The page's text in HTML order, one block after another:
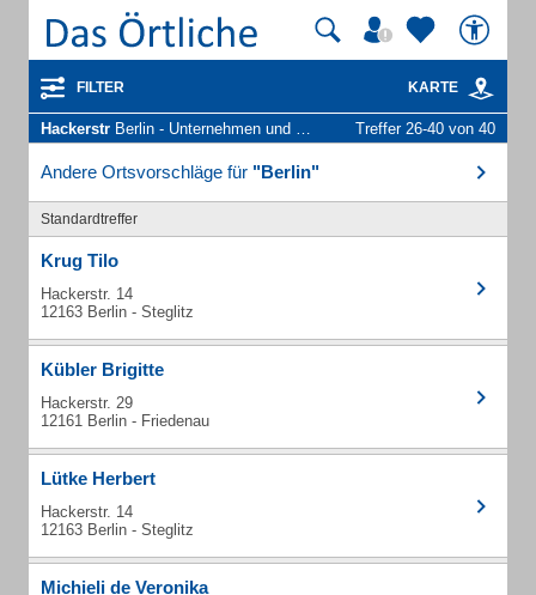
FILTER KARTE
Hackerstr Berlin - Unternehmen und Personen Treffer 26-40 von 40
Andere Ortsvorschläge für "Berlin"
Standardtreffer
Krug Tilo
Hackerstr. 14
12163 Berlin - Steglitz
Kübler Brigitte
Hackerstr. 29
12161 Berlin - Friedenau
Lütke Herbert
Hackerstr. 14
12163 Berlin - Steglitz
Michieli de Veronika